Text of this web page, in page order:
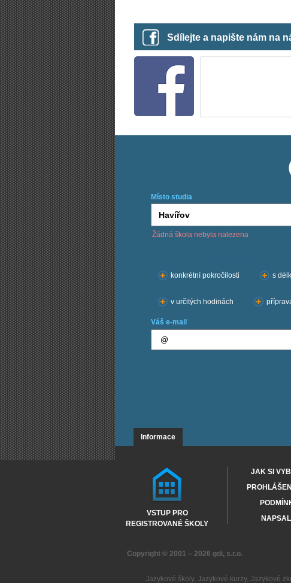
Sdílejte a napište nám na
Místo studia
Žádná škola nebyla nalezena
konkrétní pokročilosti
s
v určitých hodinách
Váš e-mail
Informace
VSTUP PRO
REGISTROVANÉ ŠKOLY
JAK SI
Copyright © 2001 – 2026 gdi, s.r.o.
Jazykové školy, Jazykové kurzy, Jazykové